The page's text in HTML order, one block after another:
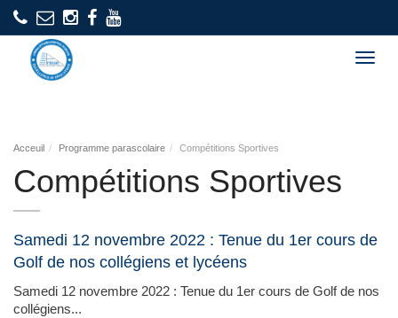
Acceuil Programme parascolaire Compétitions Sportives
Compétitions Sportives
Samedi 12 novembre 2022 : Tenue du 1er cours de
Golf de nos collégiens et lycéens
Samedi 12 novembre 2022 : Tenue du 1er cours de Golf de nos
collégiens...